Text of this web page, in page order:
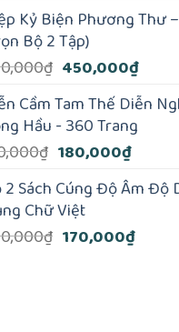
là:
495,000₫.
tại
Kỷ Biện Phương Thư
Bộ 2 Tập)
₫ Giá
là:
500,000₫.
450,000₫Giá
hiện
tại
Cầm Tam Thế Diễn
Hầu - 360 Trang
₫ Giá
là:
210,000₫.
180,000₫Giá
tại
2 Sách Cúng Độ Âm Độ
Chữ Việt
₫ Giá
170,000₫Giá